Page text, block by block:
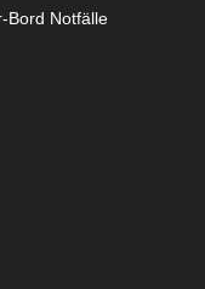
Bord Notfälle